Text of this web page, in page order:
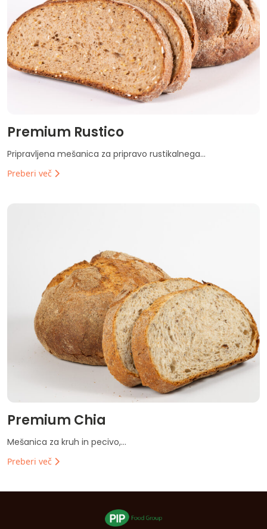
Premium Rustico
Pripravljena mešanica za pripravo rustikalnega...
Preberi več
Premium Chia
Mešanica za kruh in pecivo,...
Preberi več